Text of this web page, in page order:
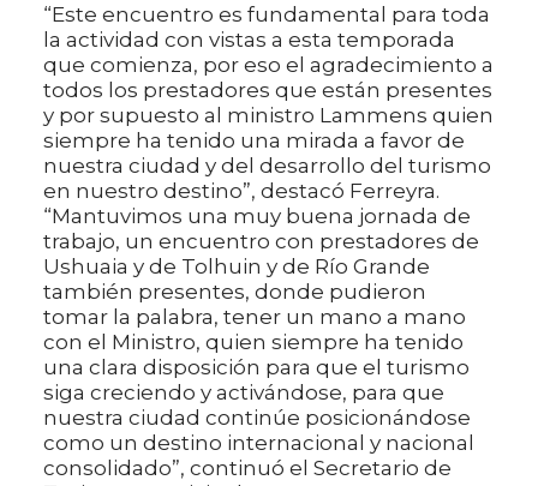
“Este encuentro es fundamental para toda
la actividad con vistas a esta temporada
que comienza, por eso el agradecimiento a
todos los prestadores que están presentes
y por supuesto al ministro Lammens quien
siempre ha tenido una mirada a favor de
nuestra ciudad y del desarrollo del turismo
en nuestro destino”, destacó Ferreyra.
“Mantuvimos una muy buena jornada de
trabajo, un encuentro con prestadores de
Ushuaia y de Tolhuin y de Río Grande
también presentes, donde pudieron
tomar la palabra, tener un mano a mano
con el Ministro, quien siempre ha tenido
una clara disposición para que el turismo
siga creciendo y activándose, para que
nuestra ciudad continúe posicionándose
como un destino internacional y nacional
consolidado”, continuó el Secretario de